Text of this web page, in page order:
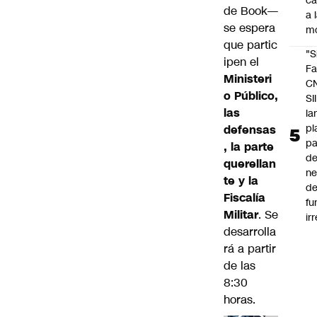
de Book—
se espera
que partic
ipen el
Ministeri
o Público,
las
defensas
, la parte
querellan
te y la
Fiscalía
Militar. Se
desarrolla
rá a partir
de las
8:30
horas.
a
SII
de